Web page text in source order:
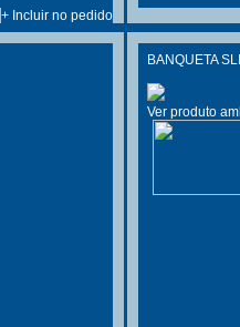
+ Incluir no pedido
BANQUETA
Ver produto